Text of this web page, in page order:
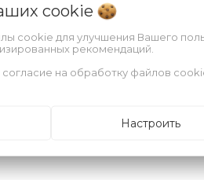
проблемы недержания
для использования при
большим количеством
опрелости и
cookie
cookie для улучшения Вашего
рекомендаций.
на обработку файлов
Настроить